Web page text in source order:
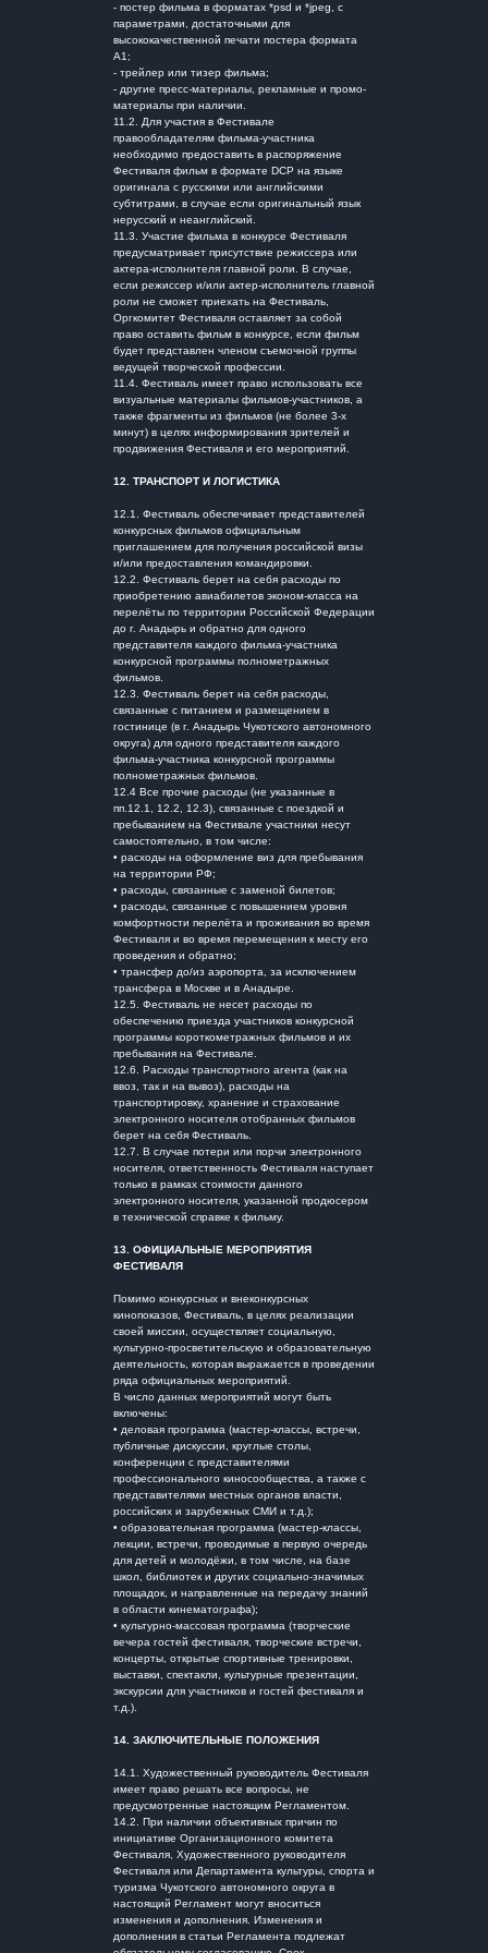
- постер фильма в форматах *psd и *jpeg, с
параметрами, достаточными для
высококачественной печати постера формата
А1;
- трейлер или тизер фильма;
- другие пресс-материалы, рекламные и промо-
материалы при наличии.
11.2. Для участия в Фестивале
правообладателям фильма-участника
необходимо предоставить в распоряжение
Фестиваля фильм в формате DCP на языке
оригинала с русскими или английскими
субтитрами, в случае если оригинальный язык
нерусский и неанглийский.
11.3. Участие фильма в конкурсе Фестиваля
предусматривает присутствие режиссера или
актера-исполнителя главной роли. В случае,
если режиссер и/или актер-исполнитель главной
роли не сможет приехать на Фестиваль,
Оргкомитет Фестиваля оставляет за собой
право оставить фильм в конкурсе, если фильм
будет представлен членом съемочной группы
ведущей творческой профессии.
11.4. Фестиваль имеет право использовать все
визуальные материалы фильмов-участников, а
также фрагменты из фильмов (не более 3-х
минут) в целях информирования зрителей и
продвижения Фестиваля и его мероприятий.
12. ТРАНСПОРТ И ЛОГИСТИКА
12.1. Фестиваль обеспечивает представителей
конкурсных фильмов официальным
приглашением для получения российской визы
и/или предоставления командировки.
12.2. Фестиваль берет на себя расходы по
приобретению авиабилетов эконом-класса на
перелёты по территории Российской Федерации
до г. Анадырь и обратно для одного
представителя каждого фильма-участника
конкурсной программы полнометражных
фильмов.
12.3. Фестиваль берет на себя расходы,
связанные с питанием и размещением в
гостинице (в г. Анадырь Чукотского автономного
округа) для одного представителя каждого
фильма-участника конкурсной программы
полнометражных фильмов.
12.4 Все прочие расходы (не указанные в
пп.12.1, 12.2, 12.3), связанные с поездкой и
пребыванием на Фестивале участники несут
самостоятельно, в том числе:
• расходы на оформление виз для пребывания
на территории РФ;
• расходы, связанные с заменой билетов;
• расходы, связанные с повышением уровня
комфортности перелёта и проживания во время
Фестиваля и во время перемещения к месту его
проведения и обратно;
• трансфер до/из аэропорта, за исключением
трансфера в Москве и в Анадыре.
12.5. Фестиваль не несет расходы по
обеспечению приезда участников конкурсной
программы короткометражных фильмов и их
пребывания на Фестивале.
12.6. Расходы транспортного агента (как на
ввоз, так и на вывоз), расходы на
транспортировку, хранение и страхование
электронного носителя отобранных фильмов
берет на себя Фестиваль.
12.7. В случае потери или порчи электронного
носителя, ответственность Фестиваля наступает
только в рамках стоимости данного
электронного носителя, указанной продюсером
в технической справке к фильму.
13. ОФИЦИАЛЬНЫЕ МЕРОПРИЯТИЯ
ФЕСТИВАЛЯ
Помимо конкурсных и внеконкурсных
кинопоказов, Фестиваль, в целях реализации
своей миссии, осуществляет социальную,
культурно-просветительскую и образовательную
деятельность, которая выражается в проведении
ряда официальных мероприятий.
В число данных мероприятий могут быть
включены:
• деловая программа (мастер-классы, встречи,
публичные дискуссии, круглые столы,
конференции с представителями
профессионального киносообщества, а также с
представителями местных органов власти,
российских и зарубежных СМИ и т.д.);
• образовательная программа (мастер-классы,
лекции, встречи, проводимые в первую очередь
для детей и молодёжи, в том числе, на базе
школ, библиотек и других социально-значимых
площадок, и направленные на передачу знаний
в области кинематографа);
• культурно-массовая программа (творческие
вечера гостей фестиваля, творческие встречи,
концерты, открытые спортивные тренировки,
выставки, спектакли, культурные презентации,
экскурсии для участников и гостей фестиваля и
т.д.).
14. ЗАКЛЮЧИТЕЛЬНЫЕ ПОЛОЖЕНИЯ
14.1. Художественный руководитель Фестиваля
имеет право решать все вопросы, не
предусмотренные настоящим Регламентом.
14.2. При наличии объективных причин по
инициативе Организационного комитета
Фестиваля, Художественного руководителя
Фестиваля или Департамента культуры, спорта и
туризма Чукотского автономного округа в
настоящий Регламент могут вноситься
изменения и дополнения. Изменения и
дополнения в статьи Регламента подлежат